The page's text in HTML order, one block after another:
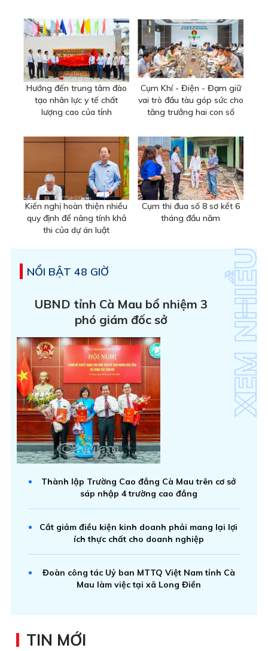
Hướng đến trung tâm đào
tạo nhân lực y tế chất
lượng cao của tỉnh
Cụm Khí - Điện - Đạm giữ
vai trò đầu tàu góp sức cho
tăng trưởng hai con số
Kiến nghị hoàn thiện nhiều
quy định để nâng tính khả
thi của dự án luật
Cụm thi đua số 8 sơ kết 6
tháng đầu năm
NỔI BẬT 48 GIỜ
UBND tỉnh Cà Mau bổ nhiệm 3
phó giám đốc sở
Thành lập Trường Cao đẳng Cà Mau trên cơ sở
sáp nhập 4 trường cao đẳng
Cắt giảm điều kiện kinh doanh phải mang lại lợi
ích thực chất cho doanh nghiệp
Đoàn công tác Uỷ ban MTTQ Việt Nam tỉnh Cà
Mau làm việc tại xã Long Điền
TIN MỚI